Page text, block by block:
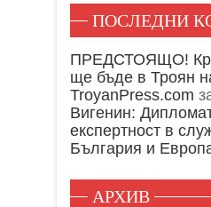
ПОСЛЕДНИ
ПРЕДСТОЯЩО!
ще бъде в Троян
TroyanPress.com
Вигенин:
експертност в
България и
АРХИВ